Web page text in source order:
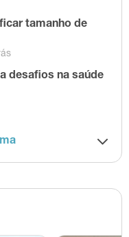
tamanho de
desafios na saúde